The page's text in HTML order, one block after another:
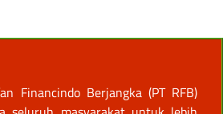
Financindo Berjangka (PT RFB)